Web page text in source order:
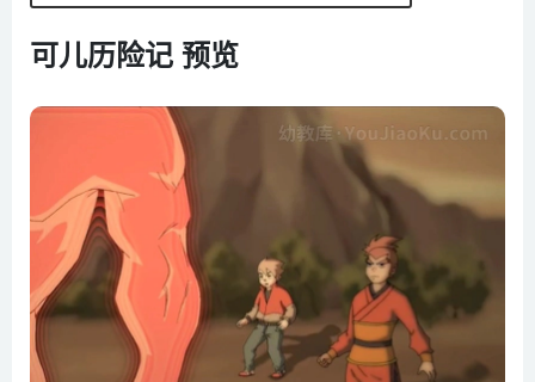
第07集 宾果会变身
第10集 拯救霍去病
第11集 将计就计
第12集 收服浑邪王
第13集 酒泉的来历
第14集 大战狼奴兽
第15集 狼奴兽兵团
可儿历险记 预览